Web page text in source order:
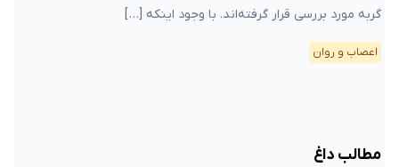
گربه مورد بررسی قرار گرفته‌اند. با وجود اینکه […]
اعصاب و روان
مطالب داغ